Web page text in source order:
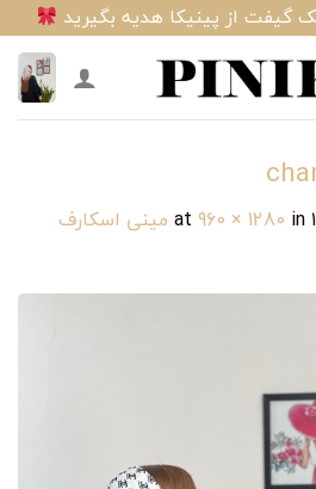
960 × 1280 in
مینی اسکارف